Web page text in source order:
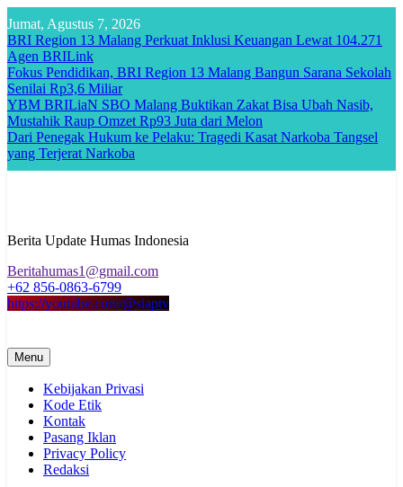
to
content
Jumat, Agustus 7, 2026
BRI Region 13 Malang Perkuat Inklusi Keuangan Lewat 104.271
Agen BRILink
Fokus Pendidikan, BRI Region 13 Malang Bangun Sarana Sekolah
Senilai Rp3,6 Miliar
YBM BRILiaN SBO Malang Buktikan Zakat Bisa Ubah Nasib,
Mustahik Raup Omzet Rp93 Juta dari Melon
Dari Penegak Hukum ke Pelaku: Tragedi Kasat Narkoba Tangsel
yang Terjerat Narkoba
Berita Update Humas Indonesia
Beritahumas1@gmail.com
+62 856-0863-6799
https://youtube.com/@siaptv
Menu
Kebijakan Privasi
Kode Etik
Kontak
Pasang Iklan
Privacy Policy
Redaksi